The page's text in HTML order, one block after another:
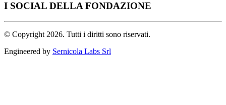
I SOCIAL DELLA FONDAZIONE
© Copyright 2026. Tutti i diritti sono riservati.
Engineered by Sernicola Labs Srl